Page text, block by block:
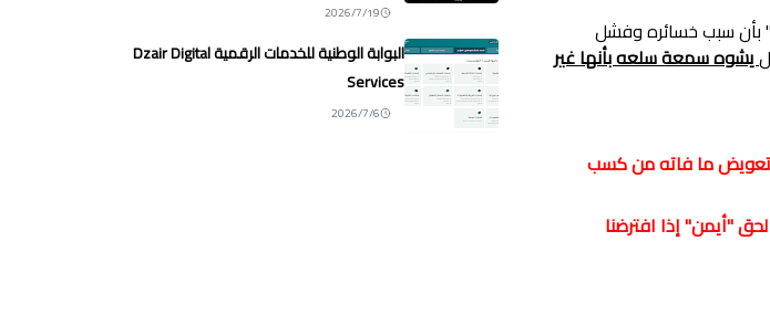
بأن سبب خسائره وفشل
يشوه سمعة سلعه بأنها غير
تعويض ما فاته من كسب
إذا افترضنا
2026/7/19
البوابة الوطنية للخدمات الرقمية Dzair Digital
Services
2026/7/6